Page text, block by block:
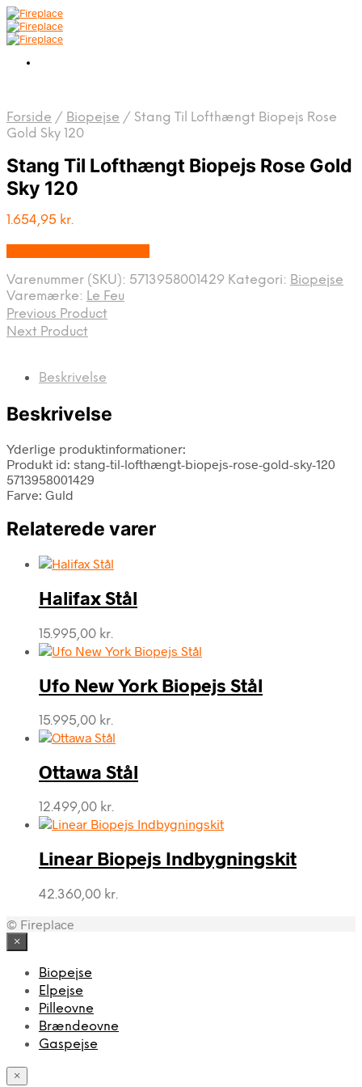
Forside / Biopejse / Stang Til Lofthængt Biopejs Rose
Gold Sky 120
Stang Til Lofthængt Biopejs Rose Gold
Sky 120
1.654,95 kr.
Varenummer (SKU): 5713958001429 Kategori: Biopejse
Varemærke: Le Feu
Previous Product
Next Product
Beskrivelse
Beskrivelse
Yderlige produktinformationer:
Produkt id: stang-til-lofthængt-biopejs-rose-gold-sky-120
5713958001429
Farve: Guld
Relaterede varer
Halifax Stål
15.995,00 kr.
Ufo New York Biopejs Stål
15.995,00 kr.
Ottawa Stål
12.499,00 kr.
Linear Biopejs Indbygningskit
42.360,00 kr.
© Fireplace
×
Biopejse
Elpejse
Pilleovne
Brændeovne
Gaspejse
×